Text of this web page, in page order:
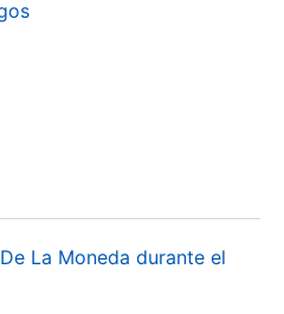
La Moneda durante el